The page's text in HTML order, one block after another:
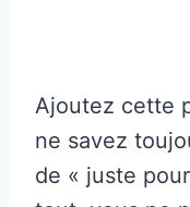
Ajoutez cette
ne savez
de « juste